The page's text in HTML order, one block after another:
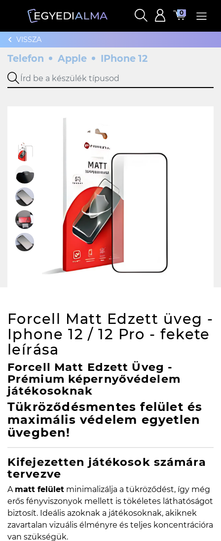
0
VISSZA
Telefon Apple IPhone 12
Forcell Matt Edzett üveg -
Iphone 12 / 12 Pro - fekete
leírása
Forcell Matt Edzett Üveg -
Prémium képernyővédelem
játékosoknak
Tükröződésmentes felület és
maximális védelem egyetlen
üvegben!
Kifejezetten játékosok számára
tervezve
A matt felület minimalizálja a tükröződést, így még
erős fényviszonyok mellett is tökéletes láthatóságot
biztosít. Ideális azoknak a játékosoknak, akiknek
zavartalan vizuális élményre és teljes koncentrációra
van szükségük.